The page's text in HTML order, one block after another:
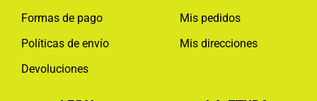
Formas de pago
Políticas de envío
Devoluciones
Mis pedidos
Mis direcciones